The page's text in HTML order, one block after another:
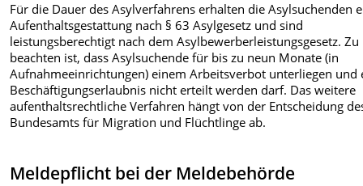
Für die Dauer des Asylverfahrens erhalten die Asylsuchenden
Aufenthaltsgestattung nach § 63 Asylgesetz und sind
leistungsberechtigt nach dem Asylbewerberleistungsgesetz. Zu
beachten ist, dass Asylsuchende für bis zu neun Monate (in
Aufnahmeeinrichtungen) einem Arbeitsverbot unterliegen und
Beschäftigungserlaubnis nicht erteilt werden darf. Das weitere
aufenthaltsrechtliche Verfahren hängt von der Entscheidung
Bundesamts für Migration und Flüchtlinge ab.
Meldepflicht bei der Meldebehörde